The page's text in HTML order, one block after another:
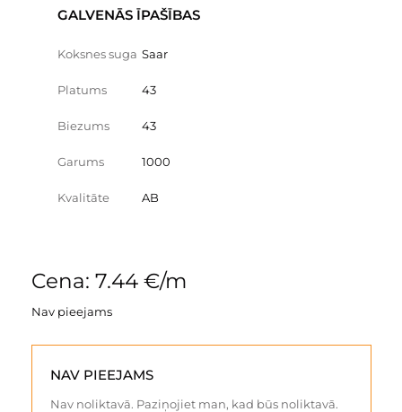
GALVENĀS ĪPAŠĪBAS
Koksnes suga Saar
Platums 43
Biezums 43
Garums 1000
Kvalitāte AB
Cena: 7.44 €/m
Nav pieejams
NAV PIEEJAMS
Nav noliktavā. Paziņojiet man, kad būs noliktavā.